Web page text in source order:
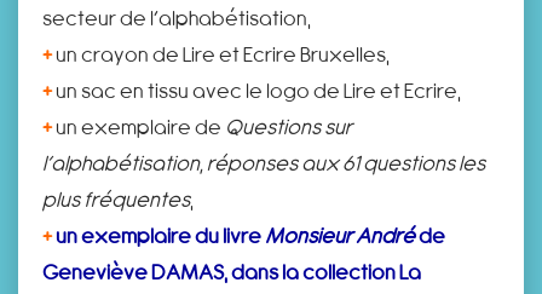
secteur de l’alphabétisation,
+un crayon de Lire et Ecrire Bruxelles,
+un sac en tissu avec le logo de Lire et Ecrire,
+un exemplaire de Questions sur
l’alphabétisation, réponses aux 61 questions les
plus fréquentes,
+un exemplaire du livre Monsieur Andréde
Geneviève DAMAS, dans la collection La